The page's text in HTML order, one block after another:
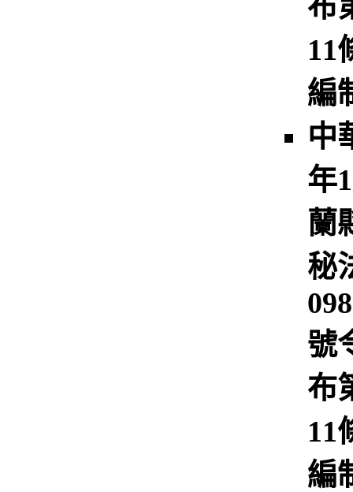
11
編
中
年
蘭
秘
號
布
11
編